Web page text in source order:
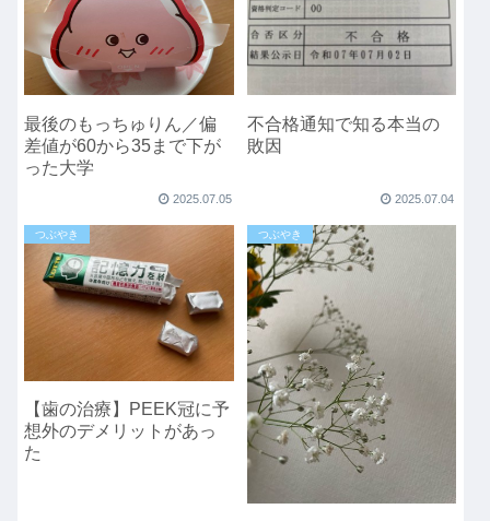
最後のもっちゅりん／偏
差値が60から35まで下が
った大学
2025.07.05
不合格通知で知る本当の
敗因
2025.07.04
つぶやき
【歯の治療】PEEK冠に予
想外のデメリットがあっ
た
つぶやき